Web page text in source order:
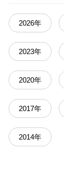
2026年
2023年
2020年
2017年
2014年